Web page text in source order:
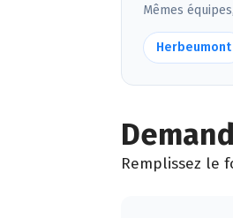
Mêmes
Herbeumont
Remplissez le